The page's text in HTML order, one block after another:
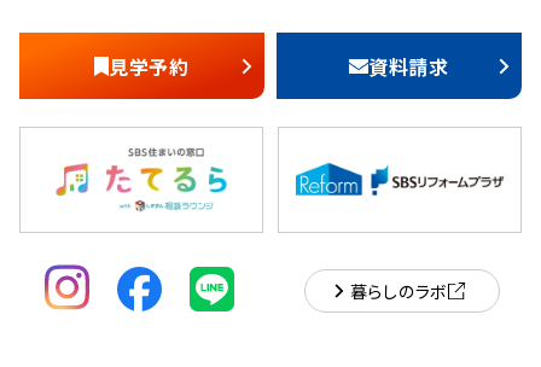
見学予約 資料請求
暮らしのラボ